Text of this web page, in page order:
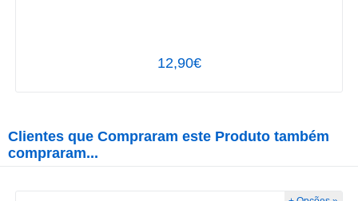
12,90€
Clientes que Compraram este Produto também
compraram...